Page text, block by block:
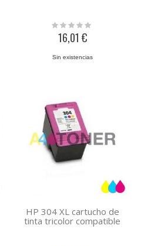
Rating:
16,01 €
Sin existencias
HP 304 XL cartucho de
tinta tricolor compatible